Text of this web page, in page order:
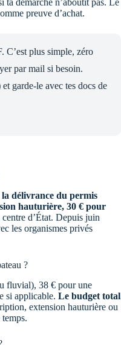
preuve d’achat.
C’est plus simple, zéro
par mail si besoin.
garde-le avec tes docs de
délivrance du permis
hauturière, 30 € pour
centre d’État. Depuis juin
les organismes privés
?
fluvial), 38 € pour une
si applicable. Le budget total
extension hauturière ou